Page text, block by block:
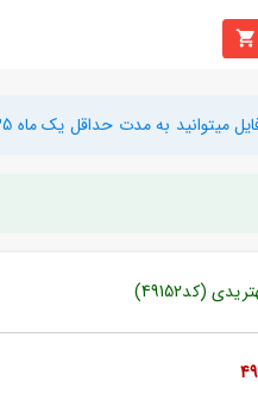
مدت حداقل یک ماه 35 فایل را دانلود کنید
(کد49152)